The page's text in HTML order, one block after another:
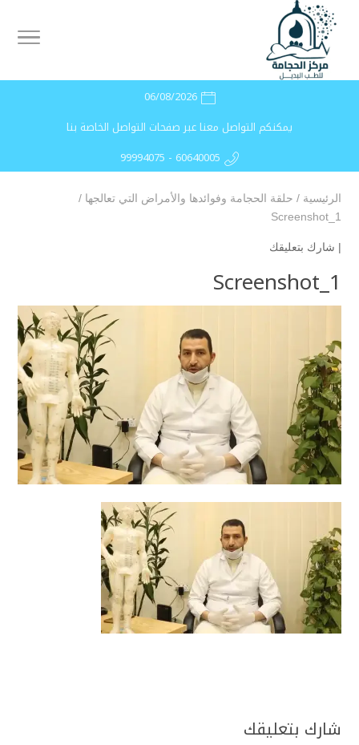
06/08/2026
يمكنكم التواصل معنا عبر صفحات التواصل الخاصة بنا
99994075 - 60640005
الرئيسية / حلقة الحجامة وفوائدها والأمراض التي تعالجها /
Screenshot_1
| شارك بتعليقك
Screenshot_1
شارك بتعليقك